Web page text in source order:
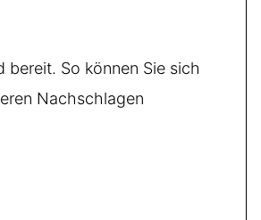
bereit. So können Sie sich
Nachschlagen